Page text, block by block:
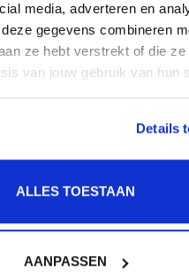
media, adverteren en
gegevens combineren
ze hebt verstrekt of die ze
van jouw gebruik van hun
Details
ALLES TOESTAAN
AANPASSEN
prima te combineren met
het merk Qisani en de
Een unieke combinatie die
eigen gezicht geeft.
(uitwendig) (bxlxh): 52 x
jaar